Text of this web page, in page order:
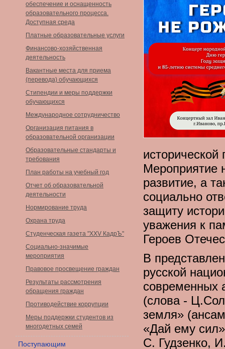
обеспечение и оснащенность
образовательного процесса.
Доступная среда
Платные образовательные услуги
Финансово-хозяйственная
деятельность
Вакантные места для приема
(перевода) обучающихся
Стипендии и меры поддержки
обучающихся
Международное сотрудничество
Организация питания в
образовательной организации
Образовательные стандарты и
требования
План работы на учебный год
Отчет об образовательной
деятельности
Нормирование труда
Охрана труда
Студенческая газета "XXV КадрЪ"
Социально-значимые
мероприятия
Правовое просвещение граждан
Результаты рассмотрения
обращения граждан
Противодействие коррупции
Меры поддержки студентов из
многодетных семей
Поступающим
Мероприятие
развитие, а
социально
защиту
уважения к
Героев
В
русской
современных
(слова -
земля»
«Дай ему
С. Гудзенко,